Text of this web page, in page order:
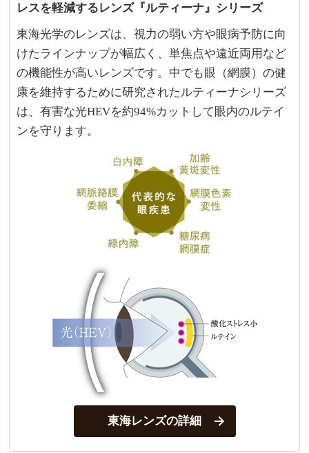
レスを軽減するレンズ『ルティーナ』シリーズ
東海光学のレンズは、視力の弱い方や眼病予防に向
けたラインナップが幅広く、単焦点や遠近両用など
の機能性が高いレンズです。中でも眼（網膜）の健
康を維持するために研究されたルティーナシリーズ
は、有害な光HEVを約94%カットして眼内のルテイ
ンを守ります。
東海レンズの詳細